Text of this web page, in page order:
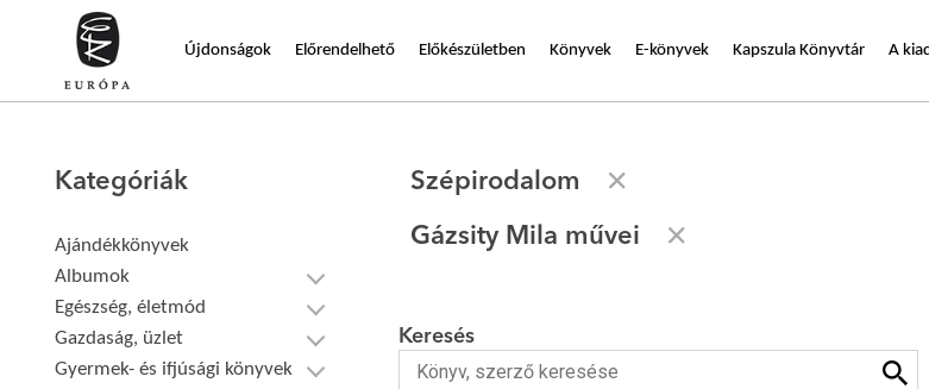
Újdonságok Előrendelhető Előkészületben Könyvek E-könyvek Kapszula Könyvtár A
Kategóriák
Ajándékkönyvek
Albumok
Egészség, életmód
Gazdaság, üzlet
Gyermek- és ifjúsági könyvek
Szépirodalom
Gázsity Mila művei
Keresés